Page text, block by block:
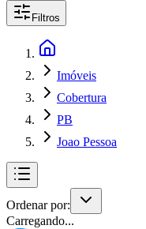
Filtros
Imóveis
Cobertura
PB
Joao Pessoa
Ordenar por:
Carregando...